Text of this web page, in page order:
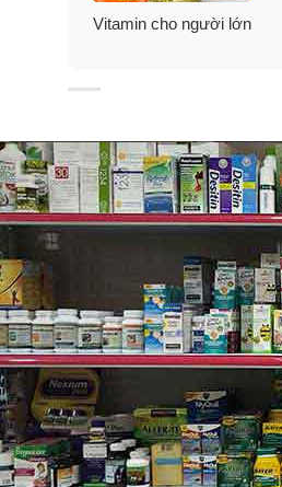
Hướng dẫn sử
Người lớn: Uống1 viên
Cảnh báo:
Vitamin cho người lớn